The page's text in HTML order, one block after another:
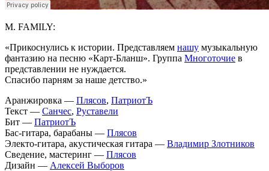
M. FAMILY:
«Прикоснулись к истории. Представляем нашу музыкальную
фантазию на песню «Карт-Бланш». Группа Многоточие в
представлении не нуждается.
Спасибо парням за наше детство.»
Аранжировка — Плясов, ПатриотЪ
Текст — Санчес, Руставели
Бит — ПатриотЪ
Бас-гитара, барабаны — Плясов
Электо-гитара, акустическая гитара — Владимир Злотников
Сведение, мастеринг — Плясов
Дизайн — Алексей Выборов